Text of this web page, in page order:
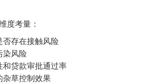
度考量：
否存在接触风险
染风险
和贷款审批通过率
杂草控制效果